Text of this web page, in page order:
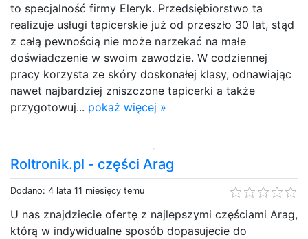
to specjalność firmy Eleryk. Przedsiębiorstwo ta
realizuje usługi tapicerskie już od przeszło 30 lat, stąd
z całą pewnością nie może narzekać na małe
doświadczenie w swoim zawodzie. W codziennej
pracy korzysta ze skóry doskonałej klasy, odnawiając
nawet najbardziej zniszczone tapicerki a także
przygotowuj... pokaż więcej »
Roltronik.pl - części Arag
Dodano: 4 lata 11 miesięcy temu
U nas znajdziecie ofertę z najlepszymi częściami Arag,
którą w indywidualne sposób dopasujecie do